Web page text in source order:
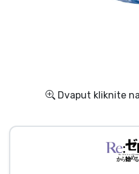
Dvaput kliknite
Gamer proizvodi
Sportski proizvodi
Glazbeni proizvodi